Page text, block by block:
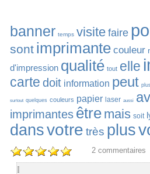
banner temps visite faire
sont imprimante couleur
d'impression qualité tout elle
carte doit information peut
surtout quelques couleurs papier laser aussi
imprimantes être mais soit
dansvotre très plus
2 commentaires